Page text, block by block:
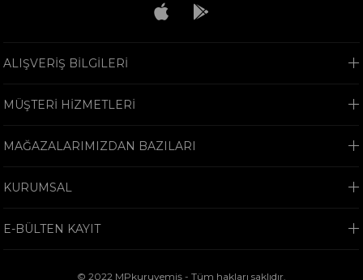
ALIŞVERİŞ BİLGİLERİ
MÜŞTERİ HİZMETLERİ
MAĞAZALARIMIZDAN BAZILARI
KURUMSAL
E-BÜLTEN KAYIT
© 2022 MPkuruyemiş - Tüm hakları saklıdır.